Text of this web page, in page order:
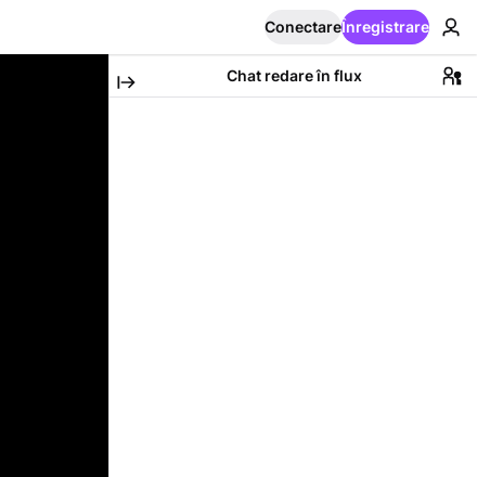
ConectareÎnregistrare
Chat redare în flux